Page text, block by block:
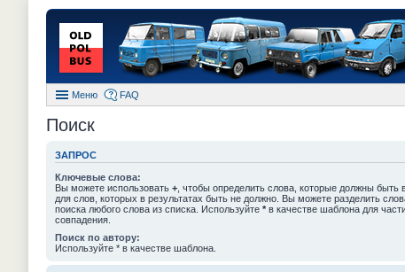
Меню FAQ
Поиск
ЗАПРОС
Ключевые слова:
Вы можете использовать + , чтобы определить слова, которые должны быть
для слов, которых в результатах быть не должно. Вы можете разделить
поиска любого слова из списка. Используйте * в качестве шаблона для
совпадения.
Поиск по автору:
Используйте * в качестве шаблона.